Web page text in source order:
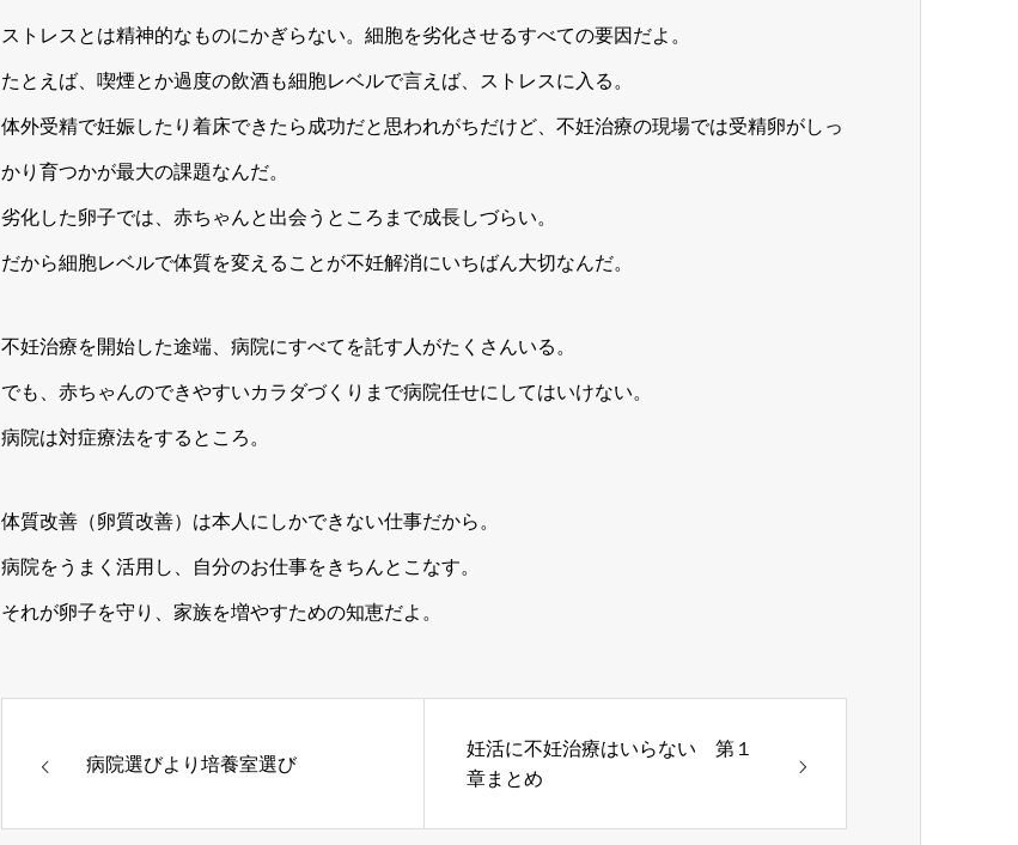
ストレスとは精神的なものにかぎらない。細胞を劣化させるすべての要因だよ。
たとえば、喫煙とか過度の飲酒も細胞レベルで言えば、ストレスに入る。
体外受精で妊娠したり着床できたら成功だと思われがちだけど、不妊治療の現場では受精卵がしっ
かり育つかが最大の課題なんだ。
劣化した卵子では、赤ちゃんと出会うところまで成長しづらい。
だから細胞レベルで体質を変えることが不妊解消にいちばん大切なんだ。
不妊治療を開始した途端、病院にすべてを託す人がたくさんいる。
でも、赤ちゃんのできやすいカラダづくりまで病院任せにしてはいけない。
病院は対症療法をするところ。
体質改善（卵質改善）は本人にしかできない仕事だから。
病院をうまく活用し、自分のお仕事をきちんとこなす。
それが卵子を守り、家族を増やすための知恵だよ。
病院選びより培養室選び
妊活に不妊治療はいらない 第１
章まとめ